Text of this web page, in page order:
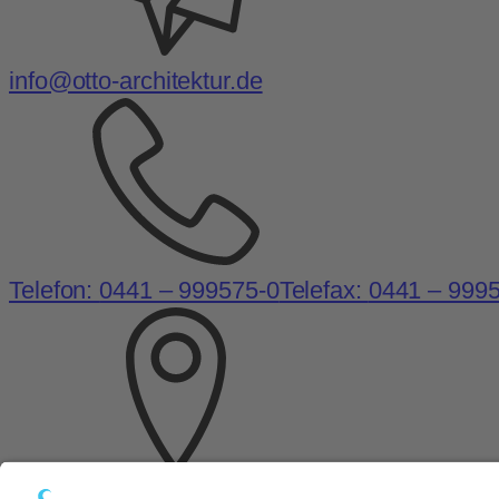
info@otto-architektur.de
Telefon: 0441 – 999575-0Telefax: 0441 –